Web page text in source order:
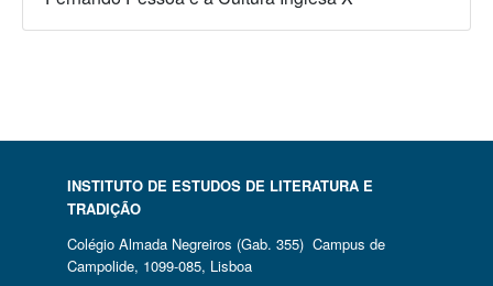
INSTITUTO DE ESTUDOS DE LITERATURA E
TRADIÇÃO
Colégio Almada Negreiros (Gab. 355) Campus de
Campolide, 1099-085, Lisboa